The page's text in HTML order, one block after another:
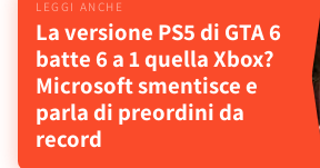
La versione PS5 di GTA 6
batte 6 a 1 quella Xbox?
Microsoft smentisce e
parla di preordini da
record